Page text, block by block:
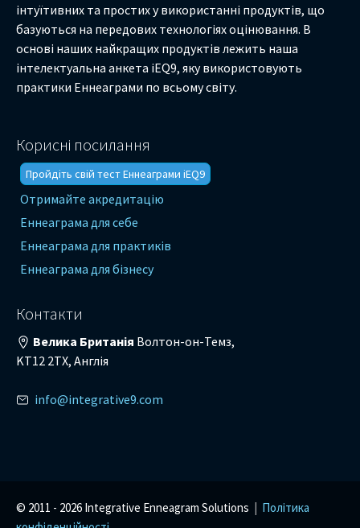
інтуїтивних та простих у використанні продуктів, що
базуються на передових технологіях оцінювання. В
основі наших найкращих продуктів лежить наша
інтелектуальна анкета iEQ9, яку використовують
практики Еннеаграми по всьому світу.
Корисні посилання
Пройдіть свій тест Еннеаграми iEQ9
Отримайте акредитацію
Еннеаграма для себе
Еннеаграма для практиків
Еннеаграма для бізнесу
Контакти
Велика Британія Волтон-он-Темз,
KT12 2TX, Англія
info@integrative9.com
© 2011 - 2026 Integrative Enneagram Solutions | Політика